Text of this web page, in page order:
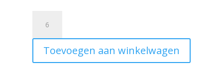
Ekun
sauvignon
blanc
aantal
Toevoegen aan winkelwagen